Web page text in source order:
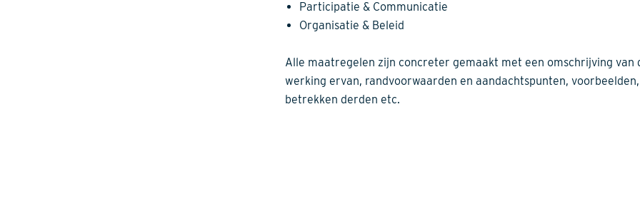
Participatie & Communicatie
Organisatie & Beleid
Alle maatregelen zijn concreter gemaakt met een omschrijving van
werking ervan, randvoorwaarden en aandachtspunten,
betrekken derden etc.